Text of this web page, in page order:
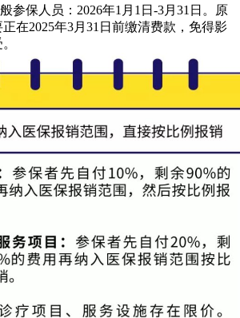
参保人员：2026年1月1日-3月31日。原
在2025年3月31日前缴清费款，免得影